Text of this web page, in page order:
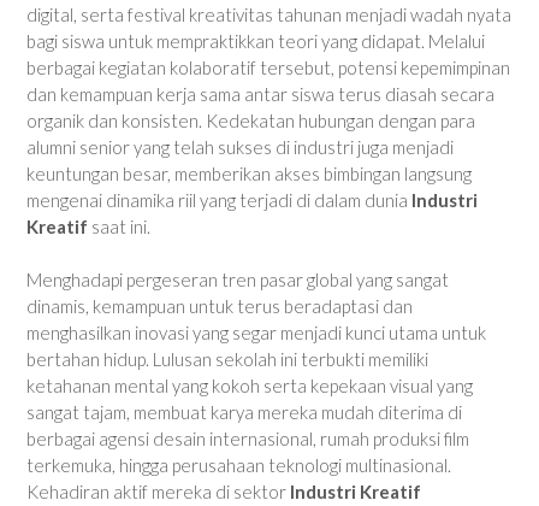
digital, serta festival kreativitas tahunan menjadi wadah nyata
bagi siswa untuk mempraktikkan teori yang didapat. Melalui
berbagai kegiatan kolaboratif tersebut, potensi kepemimpinan
dan kemampuan kerja sama antar siswa terus diasah secara
organik dan konsisten. Kedekatan hubungan dengan para
alumni senior yang telah sukses di industri juga menjadi
keuntungan besar, memberikan akses bimbingan langsung
mengenai dinamika riil yang terjadi di dalam dunia Industri
Kreatif saat ini.
Menghadapi pergeseran tren pasar global yang sangat
dinamis, kemampuan untuk terus beradaptasi dan
menghasilkan inovasi yang segar menjadi kunci utama untuk
bertahan hidup. Lulusan sekolah ini terbukti memiliki
ketahanan mental yang kokoh serta kepekaan visual yang
sangat tajam, membuat karya mereka mudah diterima di
berbagai agensi desain internasional, rumah produksi film
terkemuka, hingga perusahaan teknologi multinasional.
Kehadiran aktif mereka di sektor Industri Kreatif